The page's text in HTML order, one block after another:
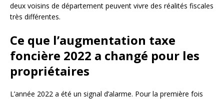
deux voisins de département peuvent vivre des réalités fiscales
très différentes.
Ce que l’augmentation taxe
foncière 2022 a changé pour les
propriétaires
L’année 2022 a été un signal d’alarme. Pour la première fois